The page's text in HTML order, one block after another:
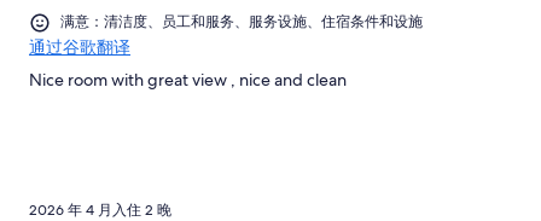
满意：清洁度、员工和服务、服务设施、住宿条件和设施
通过谷歌翻译
Nice room with great view , nice and clean
2026 年 4 月入住 2 晚